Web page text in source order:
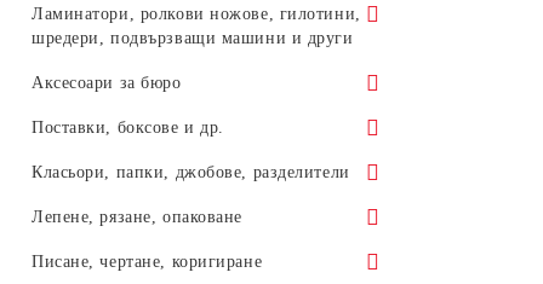
Бели дъски с дървена рамка
Магнитни, бели дъски с алуминиева
рамка
Флипчарт
Печати, тампони, датници,
номератори
Печати, номератори, датници -
Телбод машинки
Професионални ПЕРФОРАТОРИ
Телчета, кламери, щипки...
Телчета за телбод
Ламинатори, ролкови ножове, гилотини,
шредери, подвързващи машини и други
Ламинатори
Фолио за ламиниране
Ролкови ножове и гилотини
Унищожители на документи,
Аксесоари за бюро
Лепящи листчета, хартиени кубчета,
кламеродържачи и др.
Калкулатори
Поставки, боксове и др.
Бокс вертикален
Хоризонтални поставки
Принадлежности за бюро
Класьори, папки, джобове, разделители
Класьори
Папки
Лепене, рязане, опаковане
Лепило
Писане, чертане, коригиране